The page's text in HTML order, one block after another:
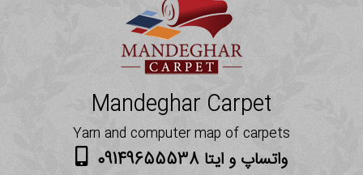
Mandeghar Carpet
Yarn and computer map of carpets
واتساپ و ایتا 09149655538